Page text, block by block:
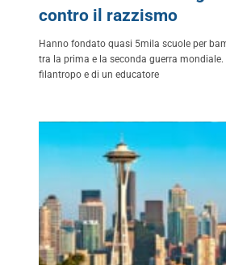
contro il razzismo
Hanno fondato quasi 5mila scuole per
tra la prima e la seconda guerra mondiale.
filantropo e di un educatore